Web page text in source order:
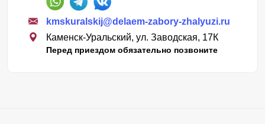
kmskuralskij@delaem-zabory-zhalyuzi.ru
Каменск-Уральский, ул. Заводская, 17К
Перед приездом обязательно позвоните